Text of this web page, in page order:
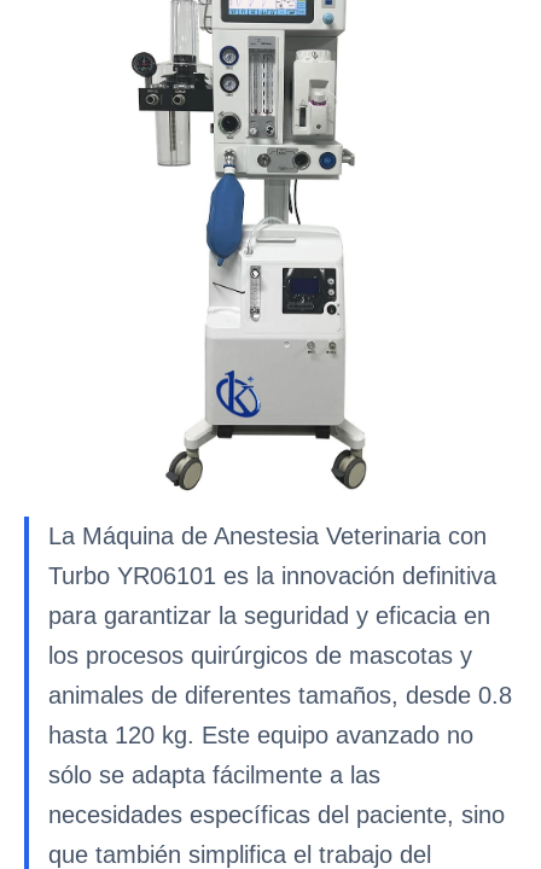
La Máquina de Anestesia Veterinaria con
Turbo YR06101 es la innovación definitiva
para garantizar la seguridad y eficacia en
los procesos quirúrgicos de mascotas y
animales de diferentes tamaños, desde 0.8
hasta 120 kg. Este equipo avanzado no
sólo se adapta fácilmente a las
necesidades específicas del paciente, sino
que también simplifica el trabajo del